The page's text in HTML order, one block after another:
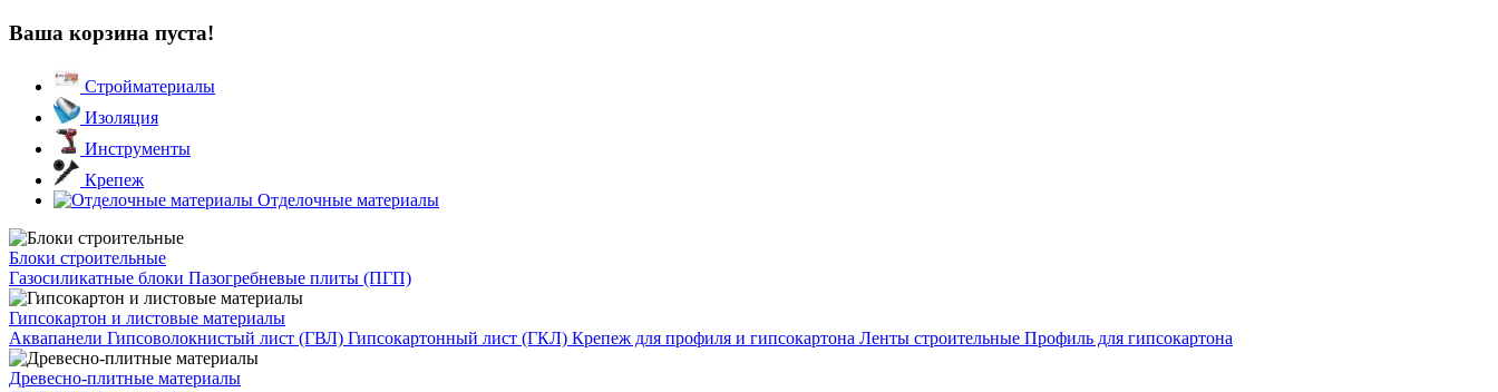
Ваша корзина пуста!
Стройматериалы
Изоляция
Инструменты
Крепеж
Отделочные материалы
Блоки строительные
Газосиликатные блоки Пазогребневые плиты (ПГП)
Гипсокартон и листовые материалы
Аквапанели Гипсоволокнистый лист (ГВЛ) Гипсокартонный лист (ГКЛ) Крепеж для профиля и гипсокартона Ленты строительные Профиль для гипсокартона
Древесно-плитные материалы